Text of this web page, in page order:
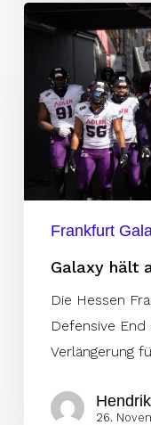
Galaxy
Defensive
End
Frankfurt
Galaxy hält
Die Hessen
Defensive
Verlängerung
Hendrik
26.